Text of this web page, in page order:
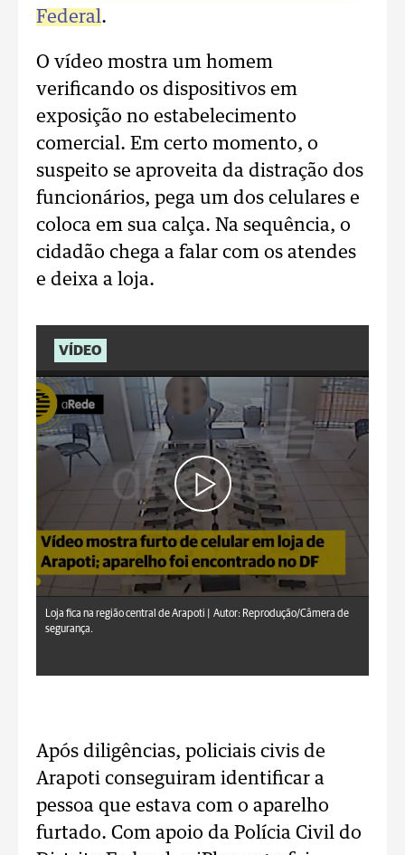
Federal.
O vídeo mostra um homem
verificando os dispositivos em
exposição no estabelecimento
comercial. Em certo momento, o
suspeito se aproveita da distração dos
funcionários, pega um dos celulares e
coloca em sua calça. Na sequência, o
cidadão chega a falar com os atendes
e deixa a loja.
VÍDEO
Loja fica na região central de Arapoti |
Autor: Reprodução/Câmera de
segurança.
Após diligências, policiais civis de
Arapoti conseguiram identificar a
pessoa que estava com o aparelho
furtado. Com apoio da Polícia Civil do